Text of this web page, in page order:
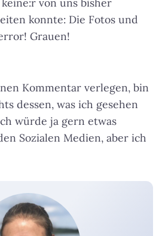
von uns bisher
konnte: Die Fotos und
Grauen!
Kommentar verlegen, bin
dessen, was ich gesehen
würde ja gern etwas
Sozialen Medien, aber ich